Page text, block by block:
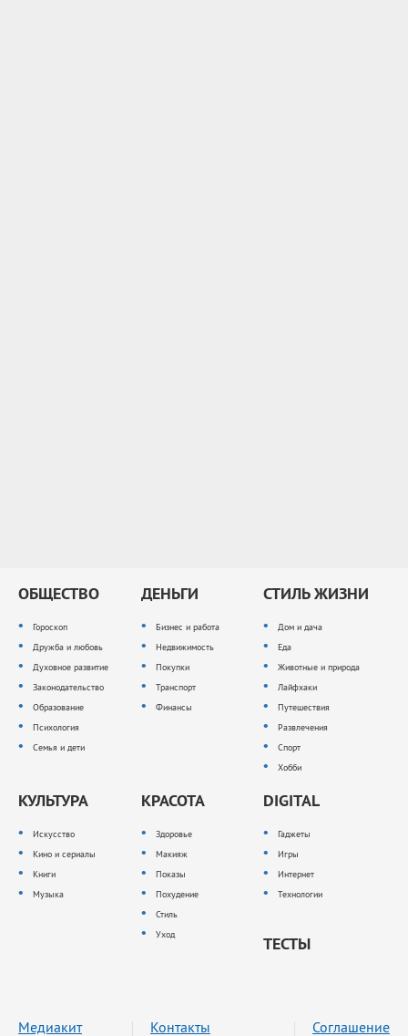
ОБЩЕСТВО
Гороскоп
Дружба и любовь
Духовное развитие
Законодательство
Образование
Психология
Семья и дети
ДЕНЬГИ
Бизнес и работа
Недвижимость
Покупки
Транспорт
Финансы
СТИЛЬ ЖИЗНИ
Дом и дача
Еда
Животные и природа
Лайфхаки
Путешествия
Развлечения
Спорт
Хобби
КУЛЬТУРА
Искусство
Кино и сериалы
Книги
Музыка
КРАСОТА
Здоровье
Макияж
Показы
Похудение
Стиль
Уход
DIGITAL
Гаджеты
Игры
Интернет
Технологии
ТЕСТЫ
Медиакит Контакты Соглашение